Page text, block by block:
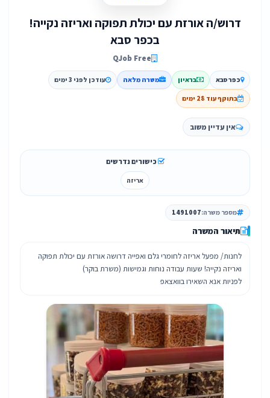
דרוש/ה אורזת עם יכולת תפוקה ואריזה נקייה!
בכפר סבא
QJob Free
כפר סבא בראיון משרה מלאה עודכן לפני 3 ימים
בתוקף עוד 28 ימים
אין עדיין משוב
כישורים נדרשים
אריזה
מספר משרה:1491007
תיאור המשרה
לחנות/ מפעל אריזה לחומרי גלם ואפייה דרושה אורזת עם יכולת תפוקה
לפניות אנא השאירו בוואצאפ